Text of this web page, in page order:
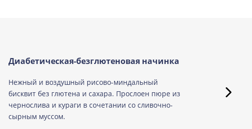
Диабетическая-безглютеновая начинка
Нежный и воздушный рисово-миндальный
бисквит без глютена и сахара. Прослоен пюре из
чернослива и кураги в сочетании со сливочно-
сырным муссом.